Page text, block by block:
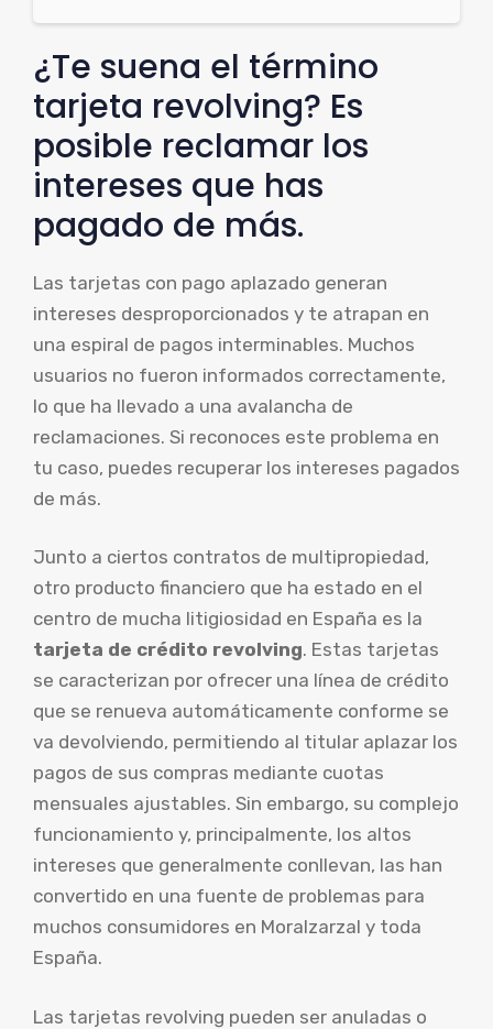
¿Te suena el término
tarjeta revolving? Es
posible reclamar los
intereses que has
pagado de más.
Las tarjetas con pago aplazado generan
intereses desproporcionados y te atrapan en
una espiral de pagos interminables. Muchos
usuarios no fueron informados correctamente,
lo que ha llevado a una avalancha de
reclamaciones. Si reconoces este problema en
tu caso, puedes recuperar los intereses pagados
de más.
Junto a ciertos contratos de multipropiedad,
otro producto financiero que ha estado en el
centro de mucha litigiosidad en España es la
tarjeta de crédito revolving. Estas tarjetas
se caracterizan por ofrecer una línea de crédito
que se renueva automáticamente conforme se
va devolviendo, permitiendo al titular aplazar los
pagos de sus compras mediante cuotas
mensuales ajustables. Sin embargo, su complejo
funcionamiento y, principalmente, los altos
intereses que generalmente conllevan, las han
convertido en una fuente de problemas para
muchos consumidores en Moralzarzal y toda
España.
Las tarjetas revolving pueden ser anuladas o